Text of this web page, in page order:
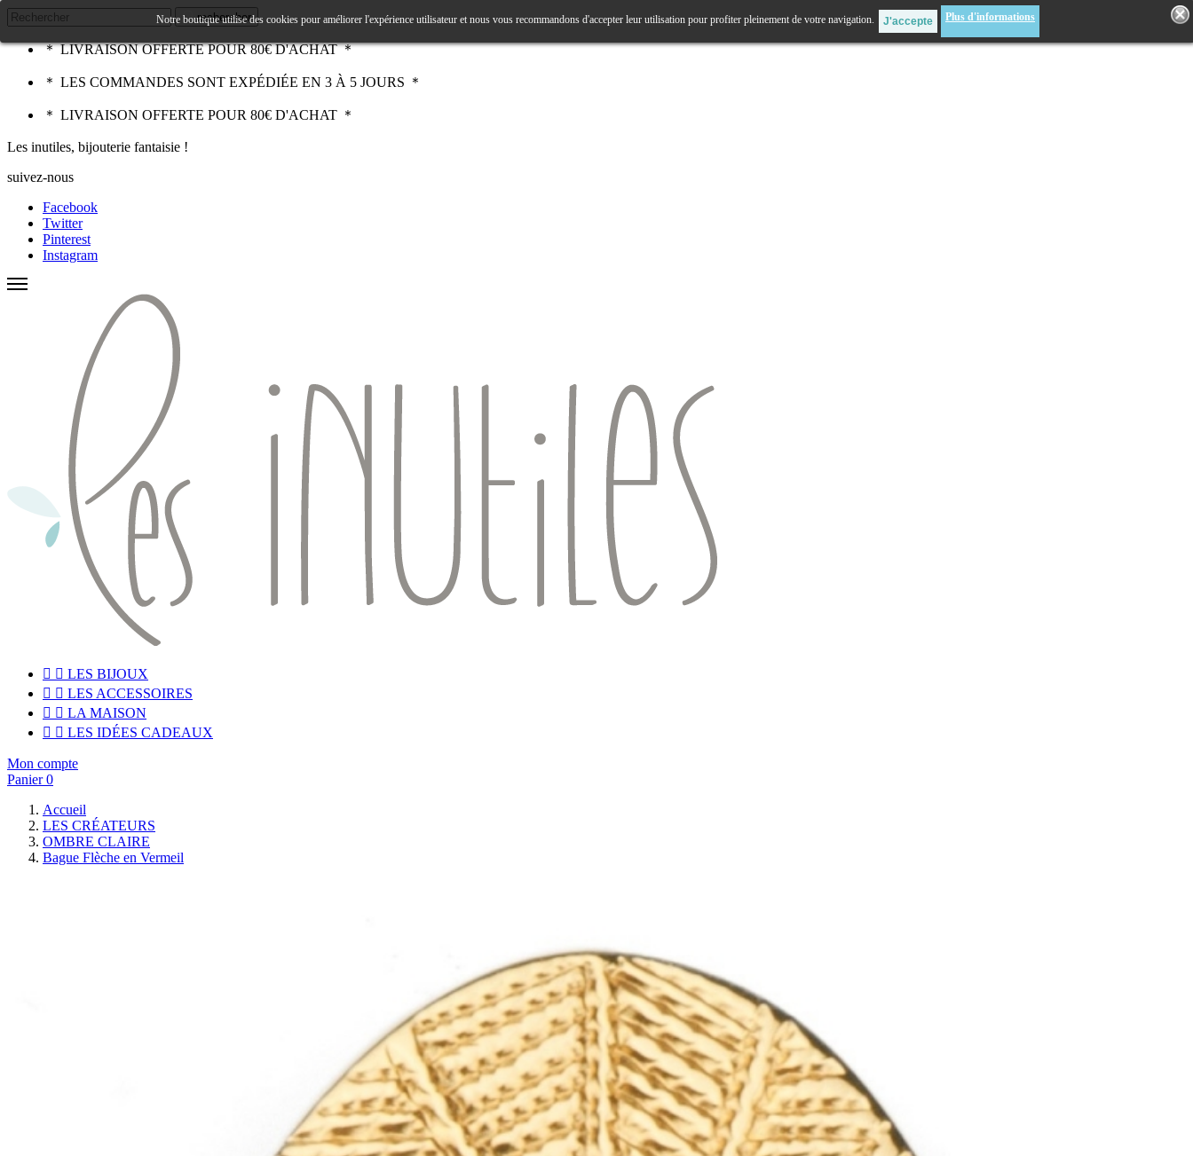
rechercher
＊ LIVRAISON OFFERTE POUR 80€ D'ACHAT ＊
＊ LES COMMANDES SONT EXPÉDIÉE EN 3 À 5 JOURS ＊
＊ LIVRAISON OFFERTE POUR 80€ D'ACHAT ＊
Les inutiles, bijouterie fantaisie !
suivez-nous
Facebook
Twitter
Pinterest
Instagram
  LES BIJOUX
  LES ACCESSOIRES
  LA MAISON
  LES IDÉES CADEAUX
Mon compte
Panier 0
Notre boutique utilise des cookies pour améliorer l'expérience utilisateur et nous vous recommandons d'accepter leur utilisation pour profiter pleinement de votre navigation. Plus d'informations
Accueil
LES CRÉATEURS
OMBRE CLAIRE
Bague Flèche en Vermeil